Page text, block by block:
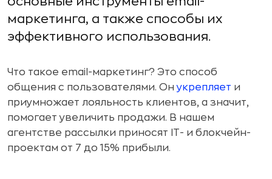
маркетинга, а также способы их
эффективного использования.
Что такое email-маркетинг? Это способ
общения с пользователями. Онукрепляет и
приумножает лояльность клиентов, а значит,
помогает увеличить продажи. В нашем
агентстве рассылки приносят IT- и блокчейн-
проектам от 7 до 15% прибыли.